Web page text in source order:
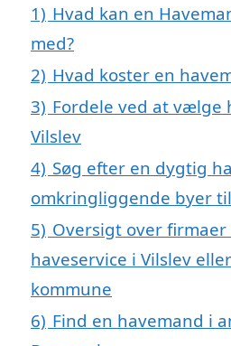
1) Hvad kan en
med?
2) Hvad koster en
3) Fordele ved at vælge
Vilslev
4) Søg efter en dygtig
omkringliggende byer
5) Oversigt over
haveservice i Vilslev
kommune
6) Find en havemand i